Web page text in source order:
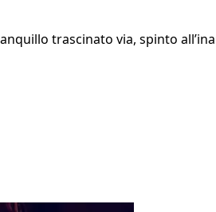
trascinato via, spinto